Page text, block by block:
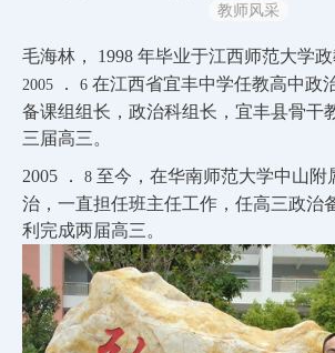
教师风采
毛海林， 1998 年毕业于江西师范大学政
2005
． 6 在江西省宜丰中学任教高中政
备课组组长，政治科组长，宜丰县骨干
三届高三。
2005
． 8 至今，在华南师范大学中山附
治，一直担任班主任工作，任高三政治
利完成两届高三。